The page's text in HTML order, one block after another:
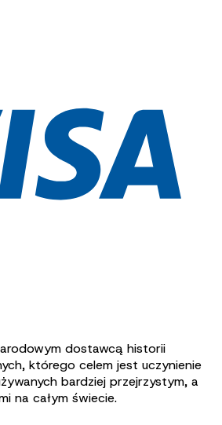
dostawcą historii
którego celem jest uczynienie
bardziej przejrzystym, a
na całym świecie.